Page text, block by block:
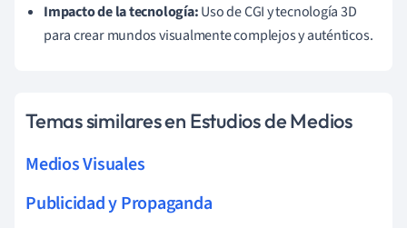
Impacto de la tecnología:Uso de CGI y tecnología 3D
para crear mundos visualmente complejos y auténticos.
Temas similares en Estudios de Medios
Medios Visuales
Publicidad y Propaganda